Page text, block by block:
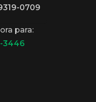
0709
para:
3446